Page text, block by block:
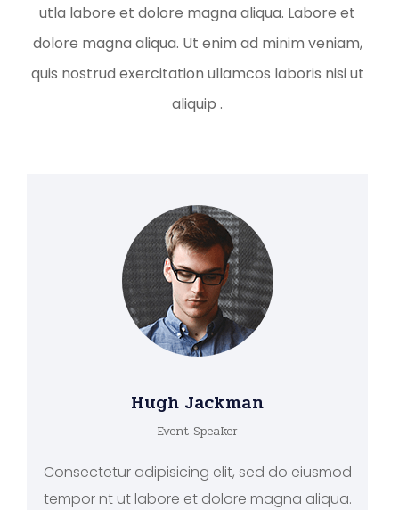
utla labore et dolore magna aliqua. Labore et
dolore magna aliqua. Ut enim ad minim veniam,
quis nostrud exercitation ullamcos laboris nisi ut
aliquip .
Hugh Jackman
Event Speaker
Consectetur adipisicing elit, sed do eiusmod
tempor nt ut labore et dolore magna aliqua.